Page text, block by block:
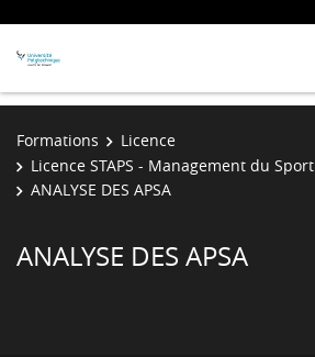
Formations
Licence
Licence STAPS - Management du Sport
ANALYSE DES APSA
ANALYSE DES APSA